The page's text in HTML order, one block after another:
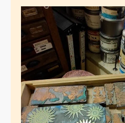
November